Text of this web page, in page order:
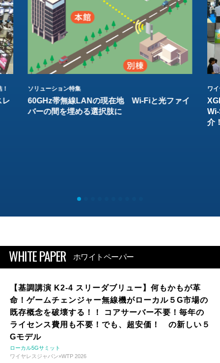
レ
ソリューション特集
60GHz帯無線LANの現在地 Wi-Fiと光ファイ
バーの間を埋める選択肢に
ワ
介
WHITE PAPER ホワイトペーパー
【基調講演 K2-4 スリーダブリュー】何もかもが革
命！ゲームチェンジャー無線機がローカル５G市場の
既存概念を破壊する！！ コアサーバー不要！毎年の
ライセンス費用も不要！でも、超安価！ の新しい５
Gモデル
ローカル5Gサミット
ワイヤレスジャパン×WTP 2026